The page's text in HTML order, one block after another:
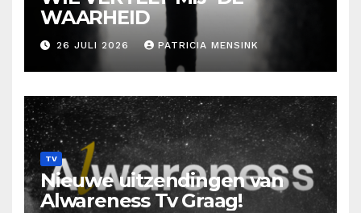
WAARHEID
26 JULI 2026 PATRICIA MENSINK
TV
Nieuwe uitzendingen van
Alwareness Tv Graag!